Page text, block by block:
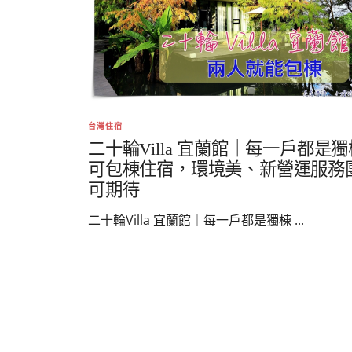
台灣住宿
二十輪Villa 宜蘭館｜每一戶都是獨
可包棟住宿，環境美、新營運服務
可期待
二十輪Villa 宜蘭館｜每一戶都是獨棟 ...